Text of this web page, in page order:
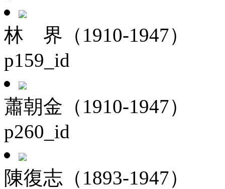
林 界（1910-1947）
p159_id
蕭朝金（1910-1947）
p260_id
陳復志（1893-1947）